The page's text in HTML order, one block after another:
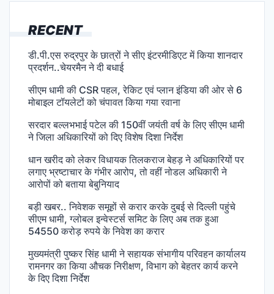
RECENT
डी.पी.एस रुद्रपुर के छात्रों ने सीए इंटरमीडिएट में किया शानदार
प्रदर्शन..चेयरमैन ने दी बधाई
सीएम धामी की CSR पहल, रेकिट एवं प्लान इंडिया की ओर से 6
मोबाइल टॉयलेटों को चंपावत किया गया रवाना
सरदार बल्लभभाई पटेल की 150वीं जयंती वर्ष के लिए सीएम धामी
ने जिला अधिकारियों को दिए विशेष दिशा निर्देश
धान खरीद को लेकर विधायक तिलकराज बेहड़ ने अधिकारियों पर
लगाए भ्रष्टाचार के गंभीर आरोप, तो वहीं नोडल अधिकारी ने
आरोपों को बताया बेबुनियाद
बड़ी खबर.. निवेशक समूहों से करार करके दुबई से दिल्ली पहुंचे
सीएम धामी, ग्लोबल इन्वेस्टर्स समिट के लिए अब तक हुआ
54550 करोड़ रुपये के निवेश का करार
मुख्यमंत्री पुष्कर सिंह धामी ने सहायक संभागीय परिवहन कार्यालय
रामनगर का किया औचक निरीक्षण, विभाग को बेहतर कार्य करने
के दिए दिशा निर्देश